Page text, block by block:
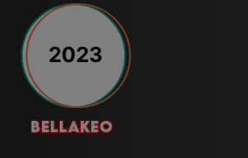
2023
bellakeo